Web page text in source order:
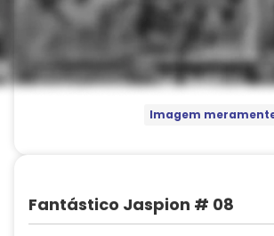
Imagem
Fantástico Jaspion # 08